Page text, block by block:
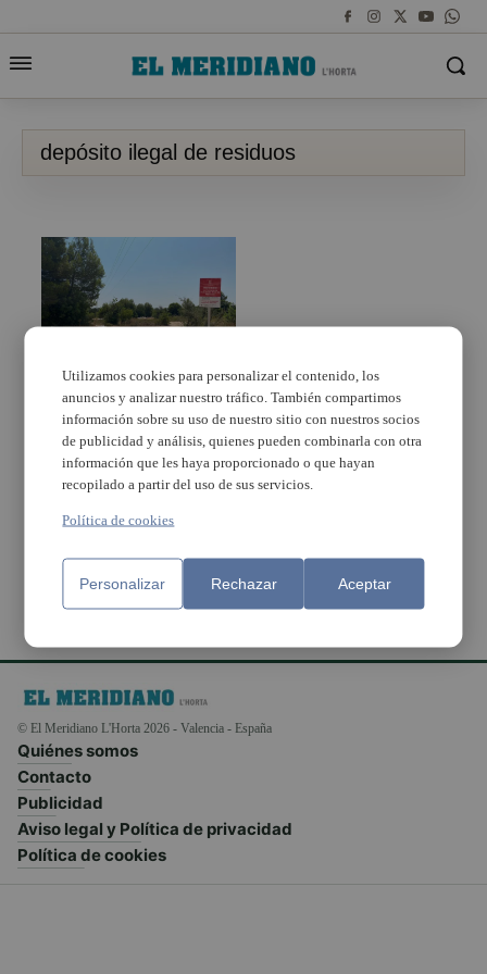
depósito ilegal de residuos
Paterna cierra el acceso
de nuevos caminos en
barranco Endolça, la
vereda de San Antonio
y la Pinaeta del Cel
para combatir vertidos
ilegales
© El Meridiano L'Horta 2026 - Valencia - España
Quiénes somos
Contacto
Publicidad
Aviso legal y Política de privacidad
Política de cookies
Utilizamos cookies para personalizar el contenido, los
anuncios y analizar nuestro tráfico. También compartimos
información sobre su uso de nuestro sitio con nuestros socios
de publicidad y análisis, quienes pueden combinarla con otra
información que les haya proporcionado o que hayan
recopilado a partir del uso de sus servicios.
Política de cookies
Personalizar Rechazar Aceptar